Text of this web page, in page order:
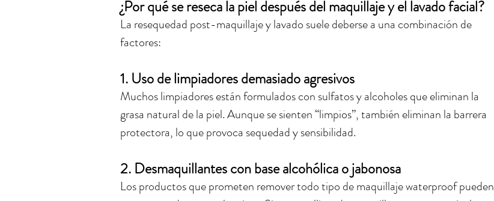
¿Por qué se reseca la piel después del maquillaje y el lavado facial?
La resequedad post-maquillaje y lavado suele deberse a una combinación de
factores:
1. Uso de limpiadores demasiado agresivos
Muchos limpiadores están formulados con sulfatos y alcoholes que eliminan la
grasa natural de la piel. Aunque se sienten “limpios”, también eliminan la barrera
protectora, lo que provoca sequedad y sensibilidad.
2. Desmaquillantes con base alcohólica o jabonosa
Los productos que prometen remover todo tipo de maquillaje waterproof pueden